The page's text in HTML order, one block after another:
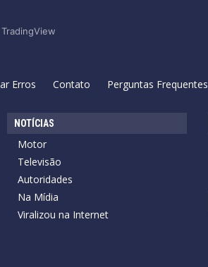
Erros Contato Perguntas Frequentes
NOTÍCIAS
Motor
Televisão
Autoridades
Na Mídia
Viralizou na Internet